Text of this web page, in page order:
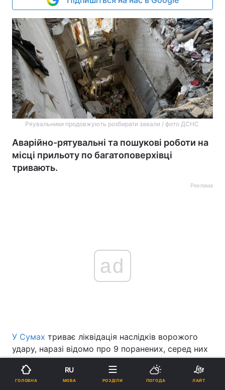
Ряувальники продовжують розбирати завали / фото ДСНС
Аварійно-рятувальні та пошукові роботи на
місці прильоту по багатоповерхівці
тривають.
Реклама
ad
У Сумах триває ліквідація наслідків ворожого
удару, наразі відомо про 9 поранених, серед них
одна дитина. Рано вранці рятувальники дістали
з-під завалів тіла двох людей. Згодом з'явилися
дані про ще двох загиблих.
ГОЛОВНА
RU
МОВА РОЗДІЛИ ПОГОДА ЛАЙТ